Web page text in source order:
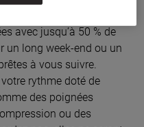
avec jusqu’à 50 % de
un long week-end ou un
à vous suivre.
rythme doté de
des poignées
ou des